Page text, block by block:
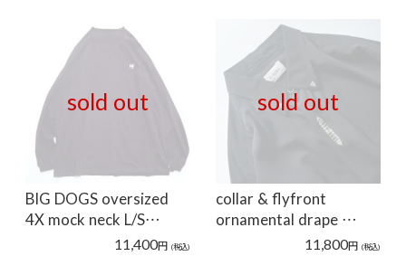
sold out
BIG DOGS oversized
4X mock neck L/S…
11,400円 (税込)
sold out
collar & flyfront
ornamental drape …
11,800円 (税込)